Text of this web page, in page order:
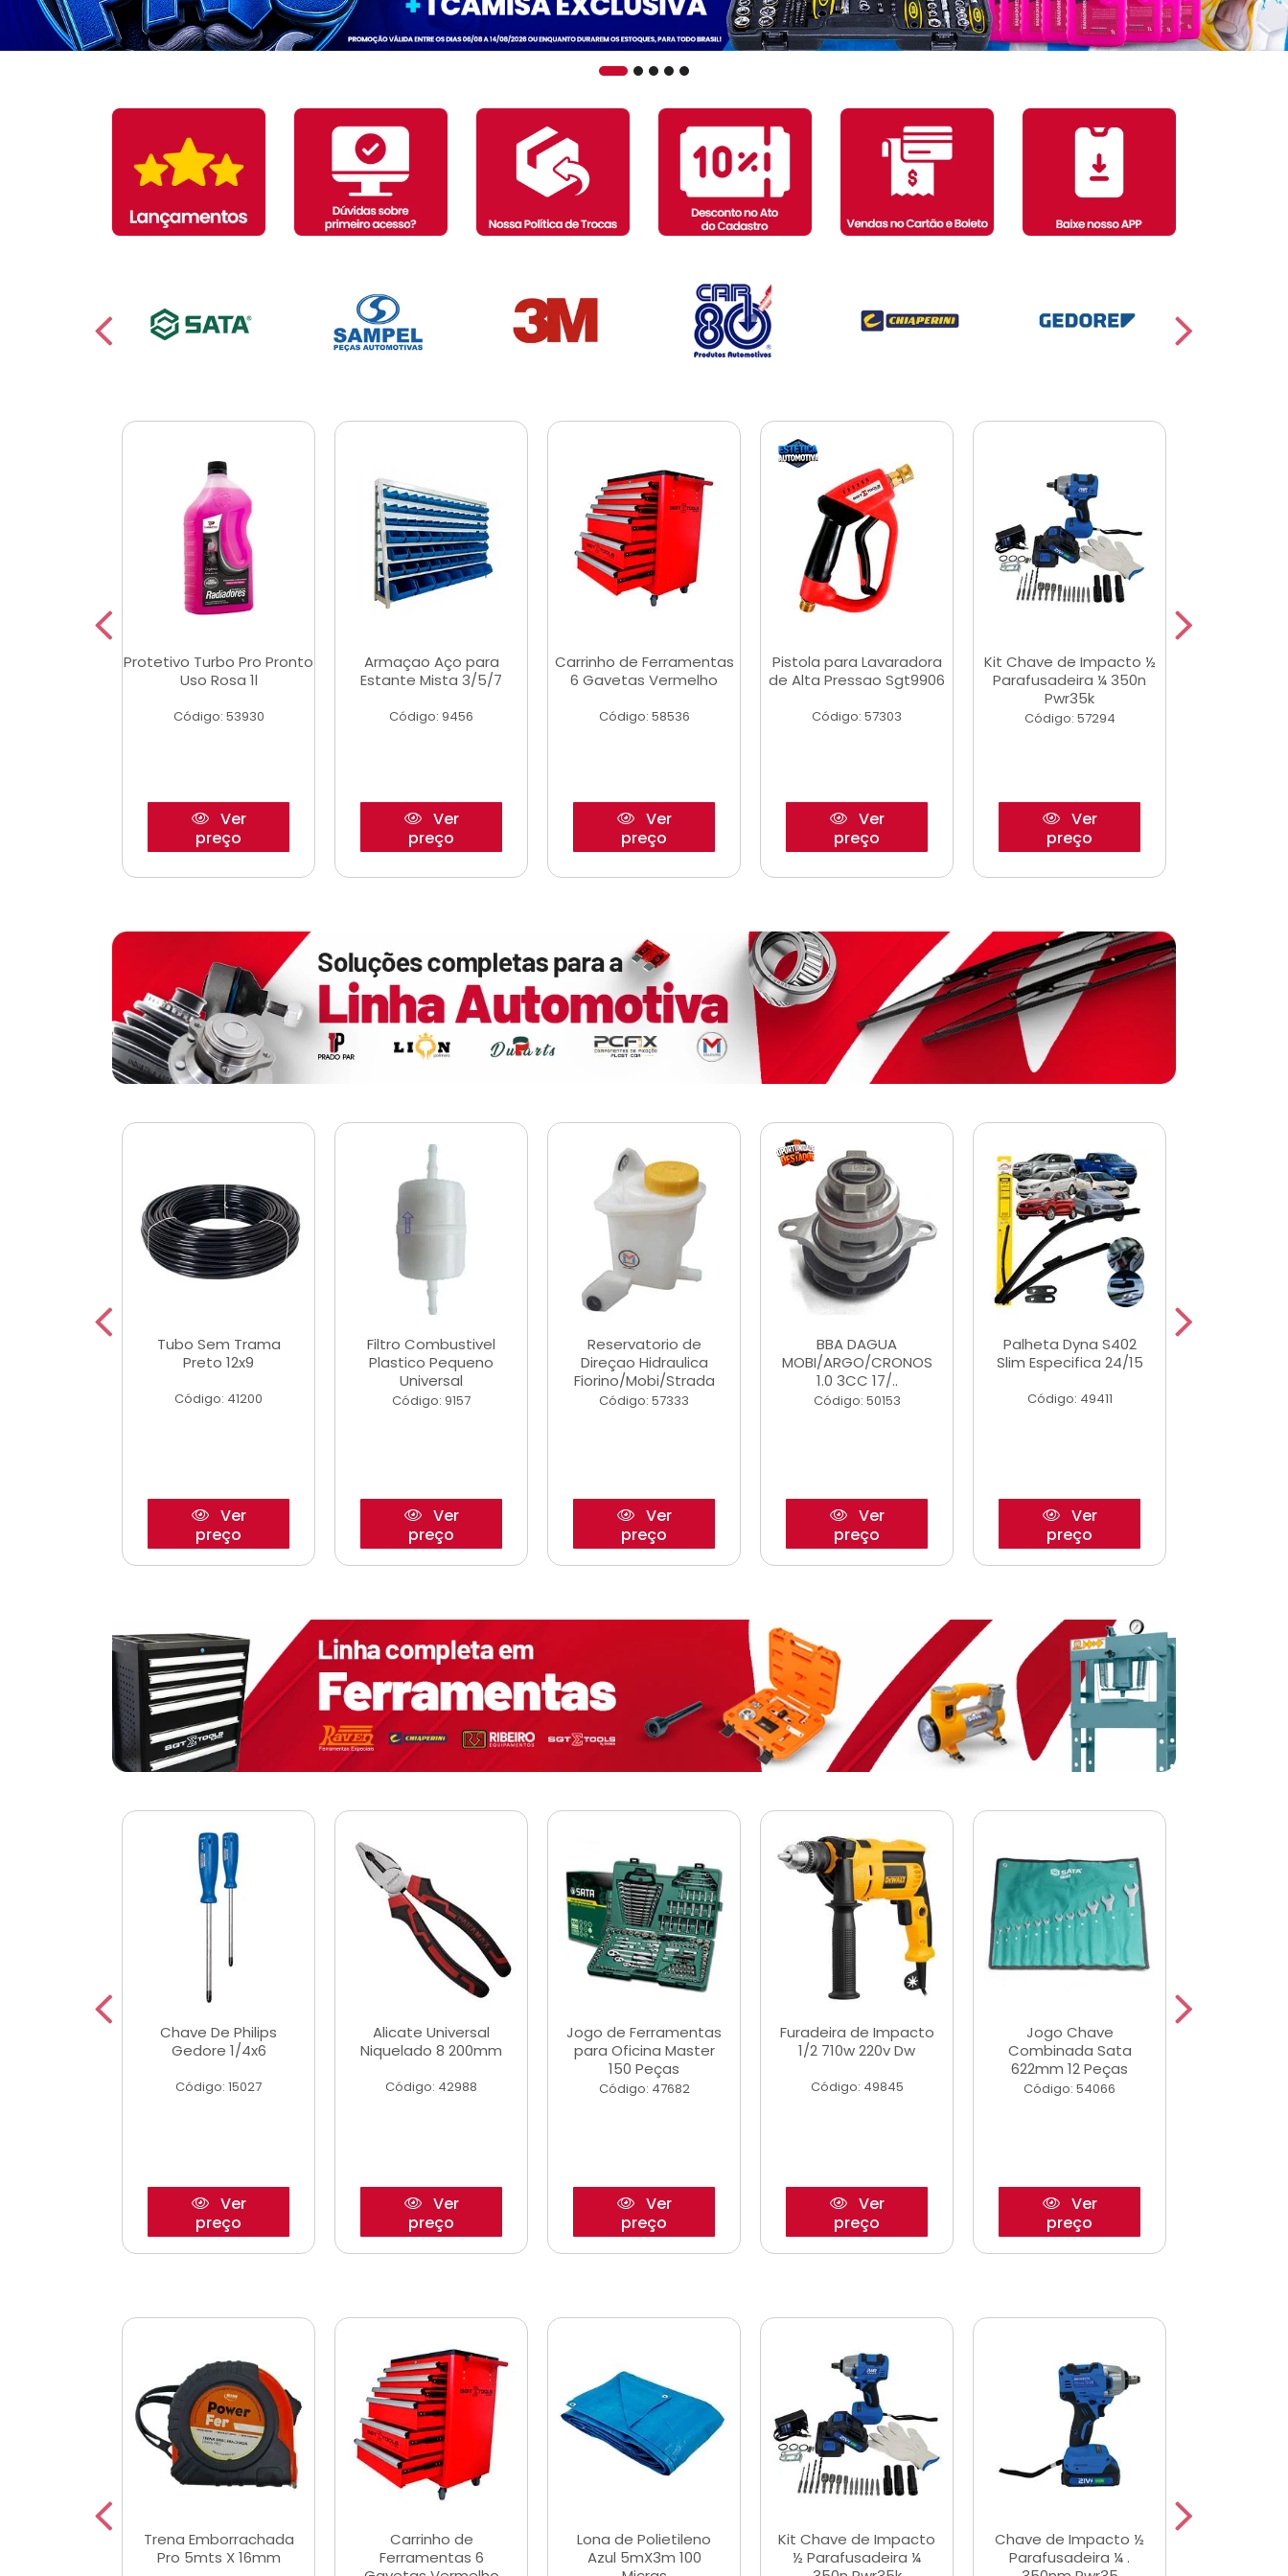
Protetivo Turbo Pro Pronto
Uso Rosa 1l
Código: 53930
Ver
preço
Armaçao Aço para
Estante Mista 3/5/7
Código: 9456
Ver
preço
Carrinho de Ferramentas
6 Gavetas Vermelho
Código: 58536
Ver
preço
Pistola para Lavaradora
de Alta Pressao Sgt9906
Código: 57303
Ver
preço
Kit Chave de Impacto ½
Parafusadeira ¼ 350n
Pwr35k
Código: 57294
Ver
preço
Tubo Sem Trama
Preto 12x9
Código: 41200
Ver
preço
Filtro Combustivel
Plastico Pequeno
Universal
Código: 9157
Ver
preço
Reservatorio de
Direçao Hidraulica
Fiorino/Mobi/Strada
Código: 57333
Ver
preço
BBA DAGUA
MOBI/ARGO/CRONOS
1.0 3CC 17/..
Código: 50153
Ver
preço
Palheta Dyna S402
Slim Especifica 24/15
Código: 49411
Ver
preço
Chave De Philips
Gedore 1/4x6
Código: 15027
Ver
preço
Alicate Universal
Niquelado 8 200mm
Código: 42988
Ver
preço
Jogo de Ferramentas
para Oficina Master
150 Peças
Código: 47682
Ver
preço
Furadeira de Impacto
1/2 710w 220v Dw
Código: 49845
Ver
preço
Jogo Chave
Combinada Sata
622mm 12 Peças
Código: 54066
Ver
preço
Trena Emborrachada
Pro 5mts X 16mm
Carrinho de
Ferramentas 6
Lona de Polietileno
Azul 5mX3m 100
Kit Chave de Impacto
½ Parafusadeira ¼
Chave de Impacto ½
Parafusadeira ¼ .